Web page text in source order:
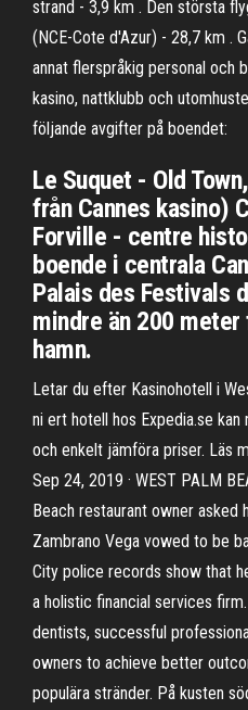
strand - 3,9 km . Den största
(NCE-Cote d'Azur) - 28,7 km .
annat flerspråkig personal och
kasino, nattklubb och
följande avgifter på boendet:
Le Suquet - Old
från Cannes kasino)
Forville - centre
boende i centrala
Palais des Festivals
mindre än 200 meter
hamn.
Letar du efter Kasinohotell i
ni ert hotell hos Expedia.se
och enkelt jämföra priser. Läs
Sep 24, 2019 · WEST PALM
Beach restaurant owner asked
Zambrano Vega vowed to be
City police records show that
a holistic financial services
dentists, successful
owners to achieve better
populära stränder. På kusten